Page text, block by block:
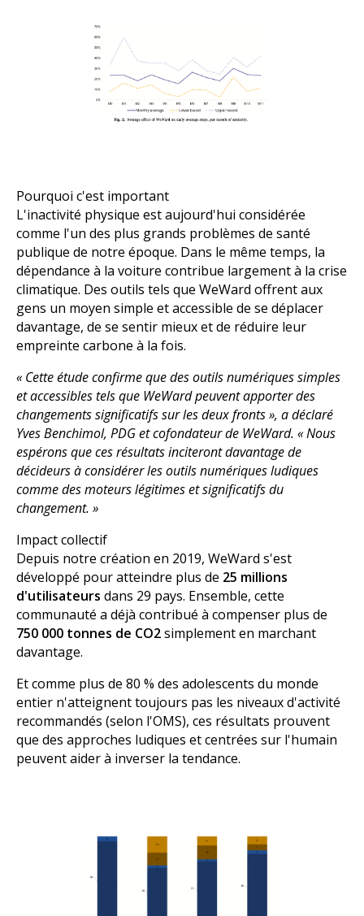
Pourquoi c'est important
L'inactivité physique est aujourd'hui considérée
comme l'un des plus grands problèmes de santé
publique de notre époque. Dans le même temps, la
dépendance à la voiture contribue largement à la crise
climatique. Des outils tels que WeWard offrent aux
gens un moyen simple et accessible de se déplacer
davantage, de se sentir mieux et de réduire leur
empreinte carbone à la fois.
« Cette étude confirme que des outils numériques simples
et accessibles tels que WeWard peuvent apporter des
changements significatifs sur les deux fronts », a déclaré
Yves Benchimol, PDG et cofondateur de WeWard. « Nous
espérons que ces résultats inciteront davantage de
décideurs à considérer les outils numériques ludiques
comme des moteurs légitimes et significatifs du
changement. »
Impact collectif
Depuis notre création en 2019, WeWard s'est
développé pour atteindre plus de 25 millions
d'utilisateurs dans 29 pays. Ensemble, cette
communauté a déjà contribué à compenser plus de
750 000 tonnes de CO2simplement en marchant
davantage.
Et comme plus de 80 % des adolescents du monde
entier n'atteignent toujours pas les niveaux d'activité
recommandés (selon l'OMS), ces résultats prouvent
que des approches ludiques et centrées sur l'humain
peuvent aider à inverser la tendance.